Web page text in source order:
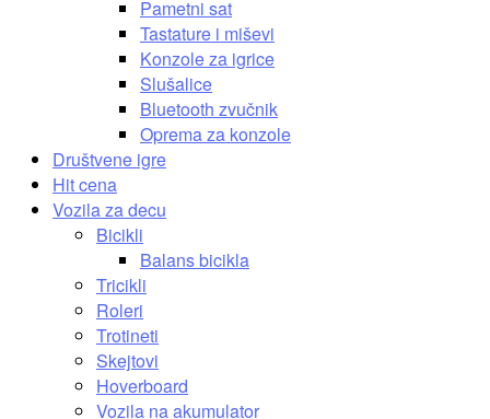
Pametni sat
Tastature i miševi
Konzole za igrice
Slušalice
Bluetooth zvučnik
Oprema za konzole
Društvene igre
Hit cena
Vozila za decu
Bicikli
Balans bicikla
Tricikli
Roleri
Trotineti
Skejtovi
Hoverboard
Vozila na akumulator